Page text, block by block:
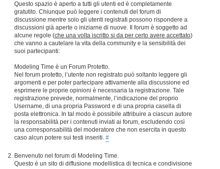
Questo spazio è aperto a tutti gli utenti ed è completamente
gratutito. Chiunque può leggere i contenuti del forum di
discussione mentre solo gli utenti registrati possono rispondere a
discussioni già aperte o iniziarne di nuove. Il forum è soggetto ad
alcune regole (che una volta iscritto si da per certo avere accettato)
che vanno a cautelare la vita della community e la sensibilità dei
suoi partecipanti:
Modeling Time è un Forum Protetto.
Nel forum protetto, l’utente non registrato può soltanto leggere gli
argomenti e per poter partecipare attivamente alla discussione ed
esprimere le proprie opinioni è necessaria la registrazione. Tale
registrazione prevede, normalmente, l’indicazione del proprio
Username, di una propria Password e di una propria casella di
posta elettronica. In tal modo è possibile attribuire a ciascun autore
la responsabilità per i contenuti inviati ai forum, escludendo così
una corresponsabilità del moderatore che non esercita in questo
caso alcun potere sui testi inseriti. #
Benvenuto nel forum di Modeling Time.
Questo è un sito di diffusione modellistica di tecnica e condivisione